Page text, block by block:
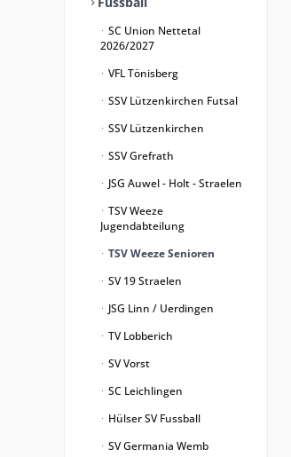
SC Union Nettetal
2026/2027
VFL Tönisberg
SSV Lützenkirchen Futsal
SSV Lützenkirchen
SSV Grefrath
JSG Auwel - Holt - Straelen
TSV Weeze
Jugendabteilung
TSV Weeze Senioren
SV 19 Straelen
JSG Linn / Uerdingen
TV Lobberich
SV Vorst
SC Leichlingen
Hülser SV Fussball
SV Germania Wemb